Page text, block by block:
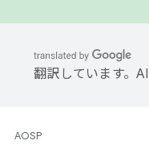
翻訳しています。
AOSP